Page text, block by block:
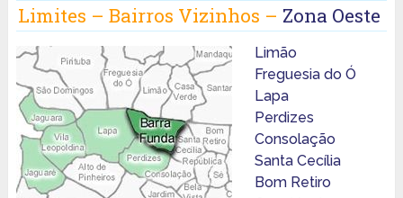
Limites – Bairros Vizinhos – Zona Oeste
Limão
Freguesia do Ó
Lapa
Perdizes
Consolação
Santa Cecília
Bom Retiro